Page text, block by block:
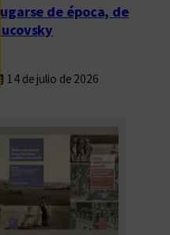
Fugarse de época, de
Rucovsky
14 de julio de 2026